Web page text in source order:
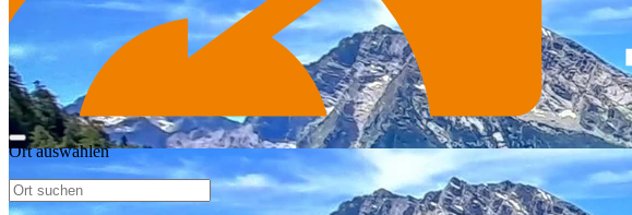
Ort auswählen